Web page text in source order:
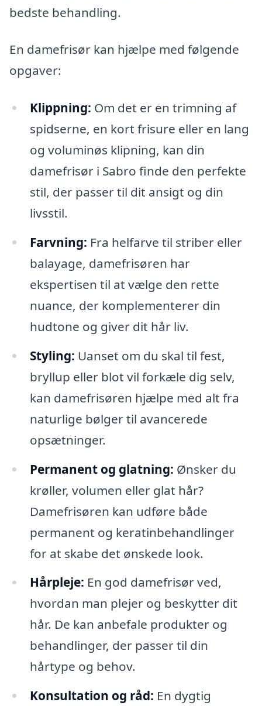
bedste behandling.
En damefrisør kan hjælpe med følgende
opgaver:
Klippning: Om det er en trimning af
spidserne, en kort frisure eller en lang
og voluminøs klipning, kan din
damefrisør i Sabro finde den perfekte
stil, der passer til dit ansigt og din
livsstil.
Farvning: Fra helfarve til striber eller
balayage, damefrisøren har
ekspertisen til at vælge den rette
nuance, der komplementerer din
hudtone og giver dit hår liv.
Styling: Uanset om du skal til fest,
bryllup eller blot vil forkæle dig selv,
kan damefrisøren hjælpe med alt fra
naturlige bølger til avancerede
opsætninger.
Permanent og glatning: Ønsker du
krøller, volumen eller glat hår?
Damefrisøren kan udføre både
permanent og keratinbehandlinger
for at skabe det ønskede look.
Hårpleje: En god damefrisør ved,
hvordan man plejer og beskytter dit
hår. De kan anbefale produkter og
behandlinger, der passer til din
hårtype og behov.
Konsultation og råd: En dygtig